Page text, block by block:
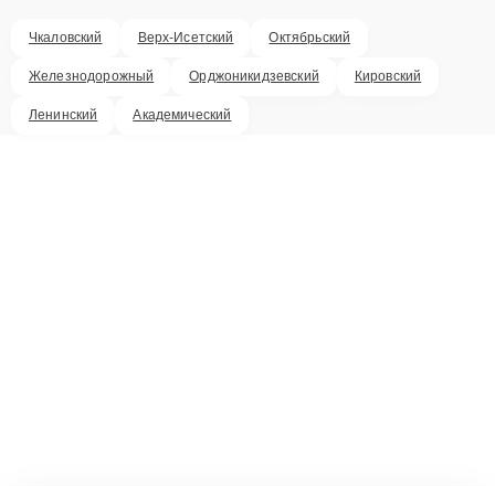
Чкаловский Верх-Исетский Октябрьский
Железнодорожный Орджоникидзевский Кировский
Ленинский Академический